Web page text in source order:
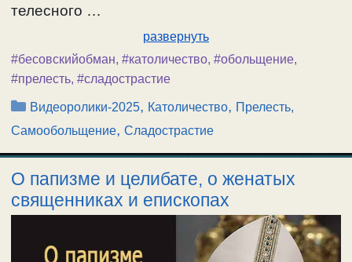
телесного …
развернуть
#бесовскийобман, #католичество, #обольщение,
#прелесть, #сладострастие
Рубрики
Видеоролики-2025, Католичество, Прелесть,
Самообольщение, Сладострастие
О папизме и целибате, о женатых
священниках и епископах